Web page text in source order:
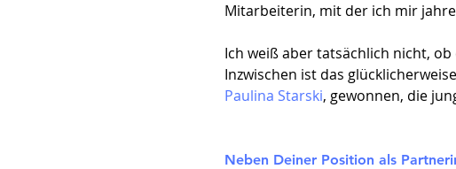
Mitarbeiterin, mit der ich mir
Ich weiß aber tatsächlich nicht,
Inzwischen ist das
Paulina Starski, gewonnen, die
Neben Deiner Position als